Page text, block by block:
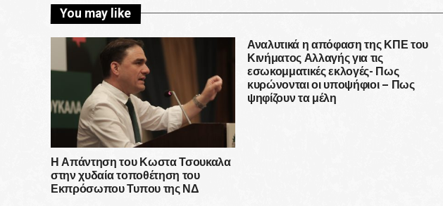
You may like
Η Απάντηση του Κωστα Τσουκαλα
στην χυδαία τοποθέτηση του
Εκπρόσωπου Τυπου της ΝΔ
Αναλυτικά η απόφαση της ΚΠΕ του
Κινήματος Αλλαγής για τις
εσωκομματικές εκλογές- Πως
κυρώνονται οι υποψήφιοι – Πως
ψηφίζουν τα μέλη